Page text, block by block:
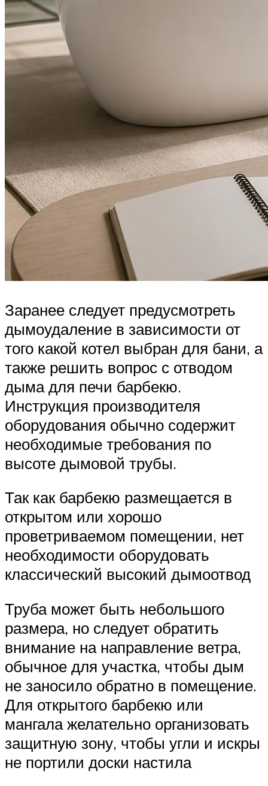
Заранее следует предусмотреть
дымоудаление в зависимости от
того какой котел выбран для бани, а
также решить вопрос с отводом
дыма для печи барбекю.
Инструкция производителя
оборудования обычно содержит
необходимые требования по
высоте дымовой трубы.
Так как барбекю размещается в
открытом или хорошо
проветриваемом помещении, нет
необходимости оборудовать
классический высокий дымоотвод
Труба может быть небольшого
размера, но следует обратить
внимание на направление ветра,
обычное для участка, чтобы дым
не заносило обратно в помещение.
Для открытого барбекю или
мангала желательно организовать
защитную зону, чтобы угли и искры
не портили доски настила